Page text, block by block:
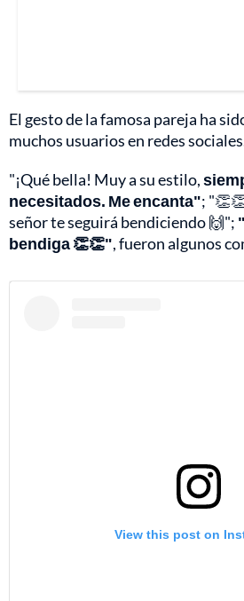
El gesto de la famosa pareja ha
muchos usuarios en redes
"¡Qué bella! Muy a su estilo,
necesitados. Me encanta";
señor te seguirá bendiciendo 🙌";
bendiga 👏👏", fueron algunos
View this post on